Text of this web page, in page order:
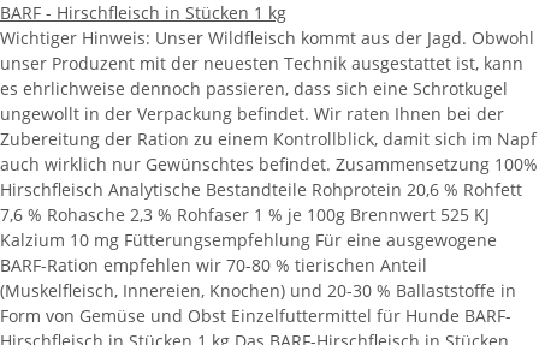
BARF - Hirschfleisch in Stücken 1 kg
Wichtiger Hinweis: Unser Wildfleisch kommt aus der Jagd. Obwohl
unser Produzent mit der neuesten Technik ausgestattet ist, kann
es ehrlichweise dennoch passieren, dass sich eine Schrotkugel
ungewollt in der Verpackung befindet. Wir raten Ihnen bei der
Zubereitung der Ration zu einem Kontrollblick, damit sich im Napf
auch wirklich nur Gewünschtes befindet. Zusammensetzung 100%
Hirschfleisch Analytische Bestandteile Rohprotein 20,6 % Rohfett
7,6 % Rohasche 2,3 % Rohfaser 1 % je 100g Brennwert 525 KJ
Kalzium 10 mg Fütterungsempfehlung Für eine ausgewogene
BARF-Ration empfehlen wir 70-80 % tierischen Anteil
(Muskelfleisch, Innereien, Knochen) und 20-30 % Ballaststoffe in
Form von Gemüse und Obst Einzelfuttermittel für Hunde BARF-